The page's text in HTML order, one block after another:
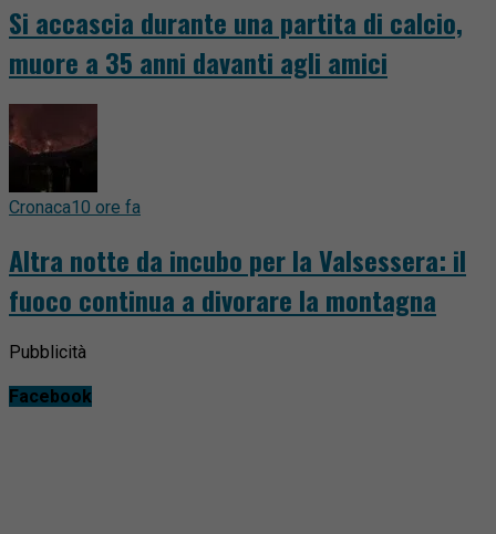
Si accascia durante una partita di calcio,
muore a 35 anni davanti agli amici
Cronaca10 ore fa
Altra notte da incubo per la Valsessera: il
fuoco continua a divorare la montagna
Pubblicità
Facebook